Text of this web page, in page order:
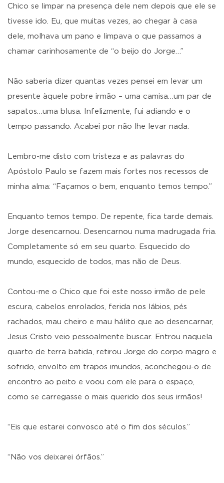
Chico se limpar na presença dele nem depois que ele se
tivesse ido. Eu, que muitas vezes, ao chegar à casa
dele, molhava um pano e limpava o que passamos a
chamar carinhosamente de “o beijo do Jorge…”
Não saberia dizer quantas vezes pensei em levar um
presente àquele pobre irmão – uma camisa…um par de
sapatos…uma blusa. Infelizmente, fui adiando e o
tempo passando. Acabei por não lhe levar nada.
Lembro-me disto com tristeza e as palavras do
Apóstolo Paulo se fazem mais fortes nos recessos de
minha alma: “Façamos o bem, enquanto temos tempo.”
Enquanto temos tempo. De repente, fica tarde demais.
Jorge desencarnou. Desencarnou numa madrugada fria.
Completamente só em seu quarto. Esquecido do
mundo, esquecido de todos, mas não de Deus.
Contou-me o Chico que foi este nosso irmão de pele
escura, cabelos enrolados, ferida nos lábios, pés
rachados, mau cheiro e mau hálito que ao desencarnar,
Jesus Cristo veio pessoalmente buscar. Entrou naquela
quarto de terra batida, retirou Jorge do corpo magro e
sofrido, envolto em trapos imundos, aconchegou-o de
encontro ao peito e voou com ele para o espaço,
como se carregasse o mais querido dos seus irmãos!
“Eis que estarei convosco até o fim dos séculos.”
“Não vos deixarei órfãos.”